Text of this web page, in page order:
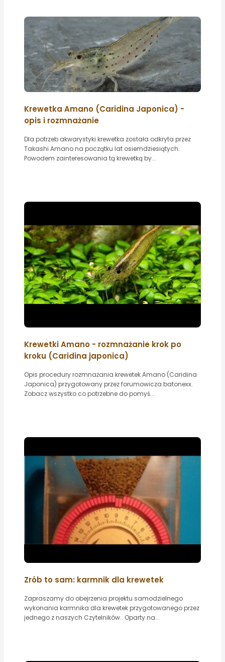
Krewetka Amano (Caridina Japonica) -
opis i rozmnażanie
Dla potrzeb akwarystyki krewetka została odkryta przez
Takashi Amano na początku lat osiemdziesiątych.
Powodem zainteresowania tą krewetką by...
Krewetki Amano - rozmnażanie krok po
kroku (Caridina japonica)
Opis procedury rozmnażania krewetek Amano (Caridina
Japonica) przygotowany przez forumowicza batonexx.
Zobacz wszystko co potrzebne do pomyś...
Zrób to sam: karmnik dla krewetek
Zapraszamy do obejrzenia projektu samodzielnego
wykonania karmnika dla krewetek przygotowanego przez
jednego z naszych Czytelników.. Oparty na...